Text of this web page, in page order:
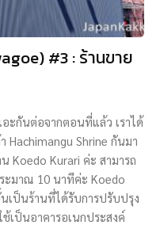
#3 : ร้านขาย
อะกันต่อจากตอนที่แล้ว เราได้
Hachimangu Shrine กันมา
Koedo Kurari ค่ะ สามารถ
ระมาณ 10 นาทีค่ะ Koedo
เป็นร้านที่ได้รับการปรับปรุง
ช้เป็นอาคารอเนกประสงค์